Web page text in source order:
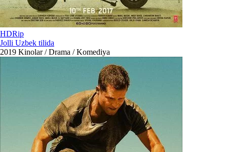
HDRip
Jolli Uzbek tilida
2019 Kinolar / Drama / Komediya